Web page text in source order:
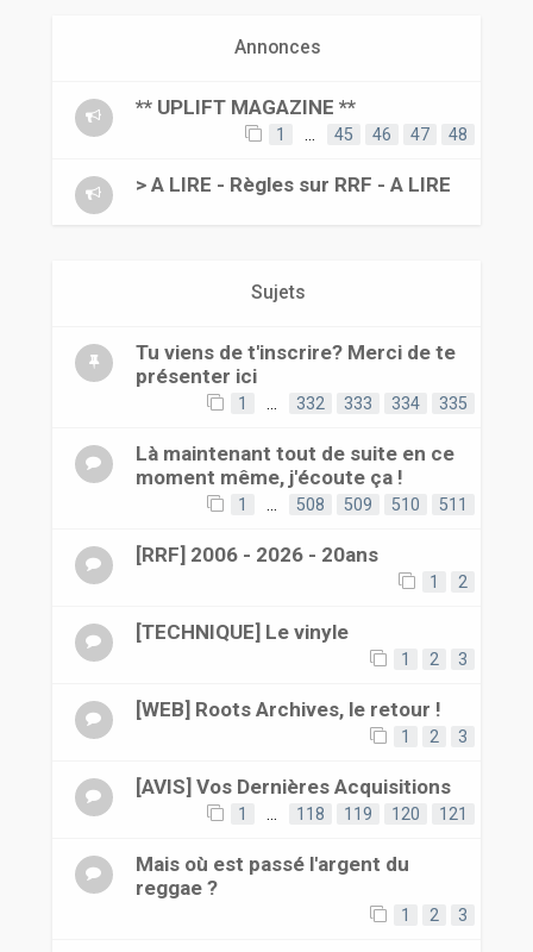
Annonces
** UPLIFT MAGAZINE **
1 45 46 47 48
> A LIRE - Règles sur RRF - A LIRE
Sujets
Tu viens de t'inscrire? Merci de te
présenter ici
1 332 333 334 335
Là maintenant tout de suite en ce
moment même, j'écoute ça !
1 508 509 510 511
[RRF] 2006 - 2026 - 20ans
1 2
[TECHNIQUE] Le vinyle
1 2 3
[WEB] Roots Archives, le retour !
1 2 3
[AVIS] Vos Dernières Acquisitions
1 118 119 120 121
Mais où est passé l'argent du
reggae ?
1 2 3